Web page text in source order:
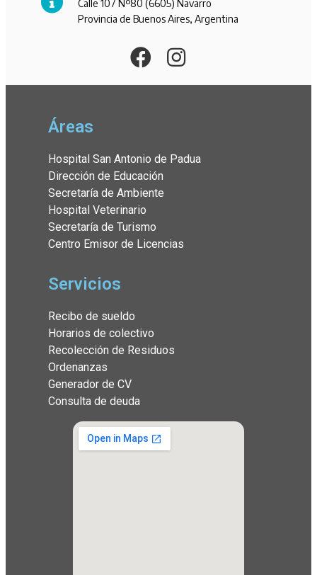
Calle 107 Nº80 (6605) Navarro
Provincia de Buenos Aires, Argentina
Áreas
Hospital San Antonio de Padua
Dirección de Educación
Secretaría de Ambiente
Hospital Veterinario
Secretaría de Turismo
Centro Emisor de Licencias
Servicios
Recibo de sueldo
Horarios de colectivo
Recolección de Residuos
Ordenanzas
Generador de CV
Consulta de deuda